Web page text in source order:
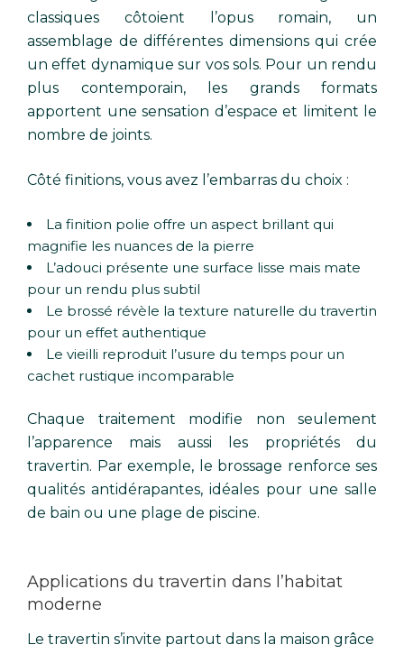
classiques côtoient l’opus romain, un
assemblage de différentes dimensions qui crée
un effet dynamique sur vos sols. Pour un rendu
plus contemporain, les grands formats
apportent une sensation d’espace et limitent le
nombre de joints.
Côté finitions, vous avez l’embarras du choix :
La finition polie offre un aspect brillant qui
magnifie les nuances de la pierre
L’adouci présente une surface lisse mais mate
pour un rendu plus subtil
Le brossé révèle la texture naturelle du travertin
pour un effet authentique
Le vieilli reproduit l’usure du temps pour un
cachet rustique incomparable
Chaque traitement modifie non seulement
l’apparence mais aussi les propriétés du
travertin. Par exemple, le brossage renforce ses
qualités antidérapantes, idéales pour une salle
de bain ou une plage de piscine.
Applications du travertin dans l’habitat
moderne
Le travertin s’invite partout dans la maison grâce